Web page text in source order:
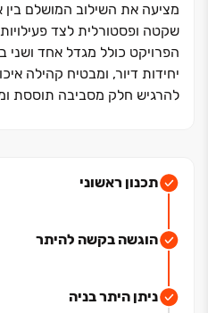
מציעה את השילוב המושלם בין
שקטה ופסטורלית לצד פעילויות
יחידות דיור, ומבטיח קהילה
להרגיש חלק מסביבה תוססת
שמים את הלב באיכות החיים
חיי עיר לפרברים, עם גישה נוחה
שירותים קהילתיים, מוסדות
ומרכזי קניות ובילוי. העיר
תכנון ראשוני
הוגשה בקשה להיתר
ניתן היתר בניה